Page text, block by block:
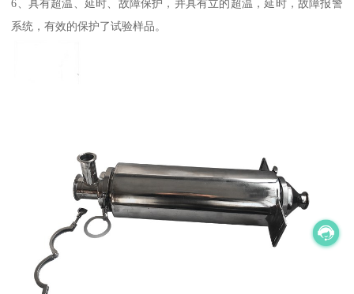
6、具有超温、延时、故障保护，并具有立的超温，延时，故障报警
系统，有效的保护了试验样品。